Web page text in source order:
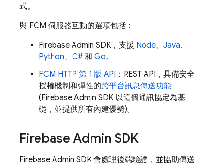
式。
與 FCM 伺服器互動的選項包括：
Firebase Admin SDK ，支援 Node、 Java、
Python、 C# 和 Go。
FCM HTTP 第 1 版 API ：REST API，具備安全
授權機制和彈性的跨平台訊息傳送功能
(Firebase Admin SDK 以這個通訊協定為基
礎，並提供所有內建優勢)。
Firebase Admin SDK
Firebase Admin SDK 會處理後端驗證，並協助傳送